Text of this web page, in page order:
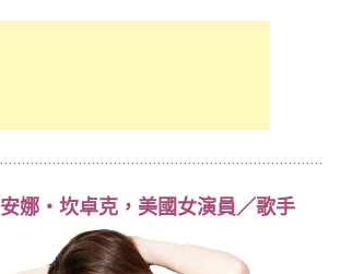
安娜‧坎卓克，美國女演員／歌手